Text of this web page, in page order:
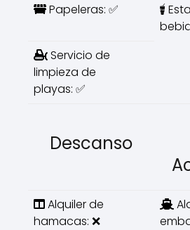
Papeleras: ✅
Servicio de
limpieza de
playas: ✅
Descanso
Alquiler de
hamacas: ❌